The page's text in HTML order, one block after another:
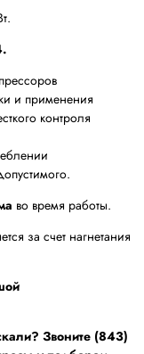
и применения
контроля
во время работы.
за счет нагнетания
Звоните (843)